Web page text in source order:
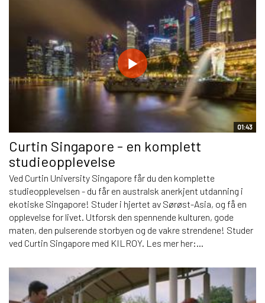
01:43
Curtin Singapore - en komplett
studieopplevelse
Ved Curtin University Singapore får du den komplette
studieopplevelsen - du får en australsk anerkjent utdanning i
ekotiske Singapore! Studer i hjertet av Sørøst-Asia, og få en
opplevelse for livet. Utforsk den spennende kulturen, gode
maten, den pulserende storbyen og de vakre strendene! Studer
ved Curtin Singapore med KILROY. Les mer her:...